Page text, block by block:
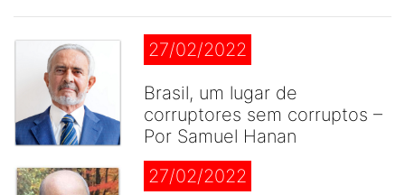
27/02/2022
Brasil, um lugar de
corruptores sem corruptos –
Por Samuel Hanan
27/02/2022